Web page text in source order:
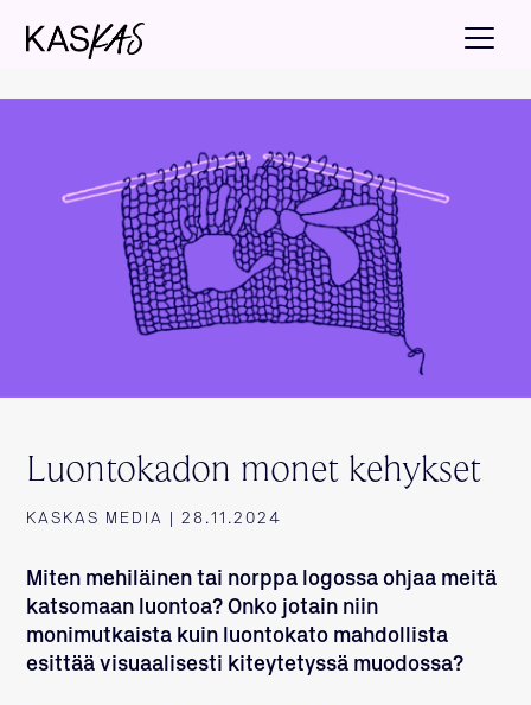
Luontokadon monet kehykset
KASKAS MEDIA | 28.11.2024
Miten mehiläinen tai norppa logossa ohjaa meitä
katsomaan luontoa? Onko jotain niin
monimutkaista kuin luontokato mahdollista
esittää visuaalisesti kiteytetyssä muodossa?